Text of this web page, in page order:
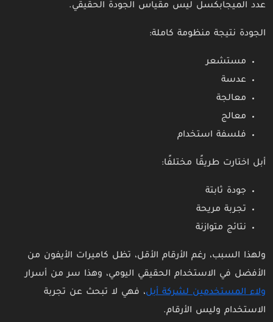
عدد الميجابكسل ليس مقياس الجودة الحقيقي.
الجودة نتيجة منظومة كاملة:
مستشعر
عدسة
معالجة
معالج
فلسفة استخدام
أبل اختارت طريقًا مختلفًا:
جودة ثابتة
تجربة مريحة
نتائج متوازنة
ولهذا السبب، رغم الأرقام الأقل، تظل كاميرات الأيفون من
الأفضل في الاستخدام الحقيقي اليومي، وهذا سر من أسرار
ولاء المستخدمين لشركة أبل، فهي لا تبحث عن تجربة
الاستخدام وليس الأرقام.